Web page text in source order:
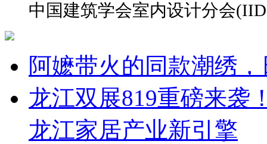
中国建筑学会室内设计分会
阿嬷带火的同款潮绣
龙江双展819重磅来袭
龙江家居产业新引擎